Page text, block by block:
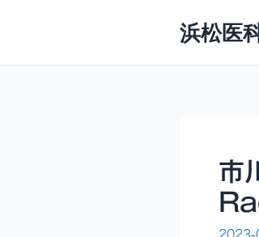
浜松医
市